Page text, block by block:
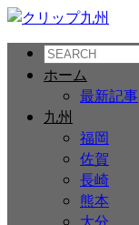
ホーム
最新記事
九州
福岡
佐賀
長崎
熊本